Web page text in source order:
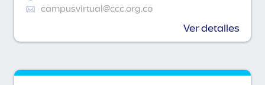
campusvirtual@ccc.org.co
Ver detalles